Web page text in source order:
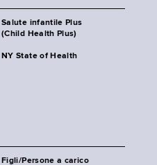
Salute infantile Plus
(Child Health Plus)
NY State of Health
Figli/Persone a carico